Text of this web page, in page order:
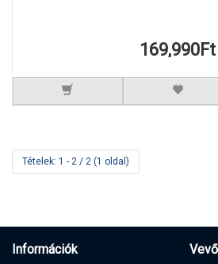
169,990Ft
Tételek: 1 - 2 / 2 (1 oldal)
Információk